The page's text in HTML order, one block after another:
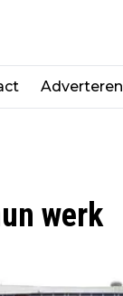
Adverteren
werk